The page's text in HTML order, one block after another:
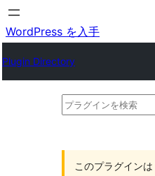
ス
キ
プ
WordPress を入手
Plugin Directory
プ
このプラグインは